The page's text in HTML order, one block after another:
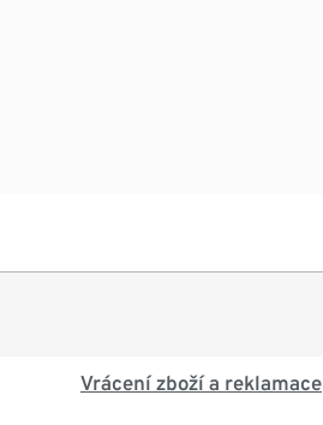
Vrácení zboží a reklamace